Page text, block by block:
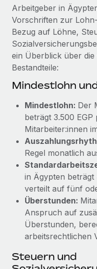
Geräten
Gründung von
Schnelle,
Niederlassungen
Mühelose Relocation
Benefits
Mühelose
Strategische
Reverse Tech und
Management und
Reverse Tech auf einen
Contractor
Steuern
Den Blog erkunden
Neues zu Remote-
Gusto und Zero
Plus
Auch im neuen Jahr
aller Größen dabei
Mehr erfahren
Wie Phiture 55
mit Remote
Wachstumsberatung für
Arbeitgeber in
Vorschriften zur
Bezug auf Löhne,
ein Überblick über
Bestandteile:
Mindestlohn
Mindestlohn: Der
beträgt 3.500
Mitarbeiter:innen
Regel monatlich
in Ägypten
verteilt auf fünf
Überstunden:
Anspruch auf
Überstunden,
arbeitsrechtlichen
Steuern und